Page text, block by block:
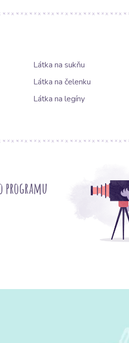
Látka na sukňu
Látka na čelenku
Látka na legíny
programu